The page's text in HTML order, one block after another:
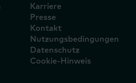
Karriere
Presse
Kontakt
Nutzungsbedingungen
Datenschutz
Cookie-Hinweis